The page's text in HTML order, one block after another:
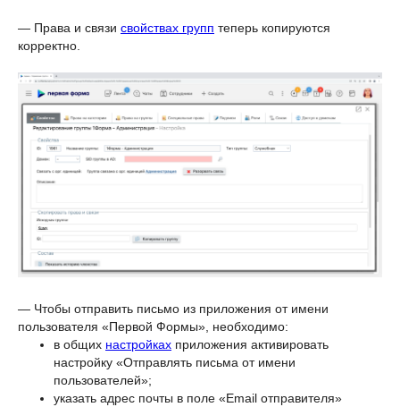
— Права и связи свойствах групп теперь копируются
корректно.
— Чтобы отправить письмо из приложения от имени
пользователя «Первой Формы», необходимо:
в общих настройках приложения активировать
настройку «Отправлять письма от имени
пользователей»;
указать адрес почты в поле «Email отправителя»